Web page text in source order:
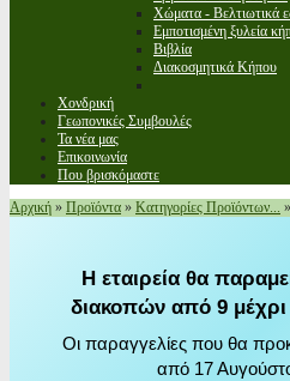
Χώματα - Βελτιωτικά
Εμποτισμένη ξυλεία
Βιβλία
Διακοσμητικά Κήπου
Χονδρική
Γεωπονικές Συμβουλές
Τα νέα μας
Επικοινωνία
Που βρισκόμαστε
Αρχική » Προϊόντα » Κατηγορίες Προϊόντων... »
Η εταιρεία θα
διακοπών από 9
Οι παραγγελίες που θα
από 17